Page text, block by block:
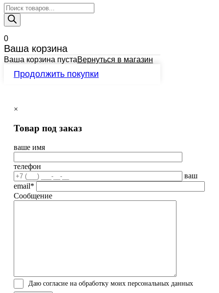
Поиск
товаров
0
Ваша корзина
Ваша корзина пустаВернуться в магазин
Продолжить покупки
×
Товар под заказ
ваше имя
телефон
ваш
email*
Сообщение
Даю согласие на обработку моих персональных данных